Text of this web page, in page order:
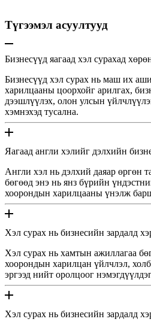
Түгээмэл асуултууд
Бизнесүүд яагаад хэл сурахад
Бизнесүүд хэл сурах нь маш их
харилцааны цоорхойг арилгах,
дээшлүүлэх, олон улсын
хэмнэхэд тусална.
Яагаад англи хэлийг дэлхийн
Англи хэл нь дэлхий даяар өргөн
бөгөөд энэ нь янз бүрийн
хоорондын харилцааны үнэлж
Хэл сурах нь бизнесийн зардалд
Хэл сурах нь хамтын ажиллагаа
хоорондын харилцан үйлчлэл,
эргээд нийт оролцоог
Хэл сурах нь бизнесийн зардалд